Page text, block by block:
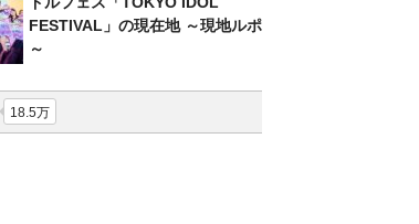
FESTIVAL」の現在地 ～現地ルポ
～
18.5万